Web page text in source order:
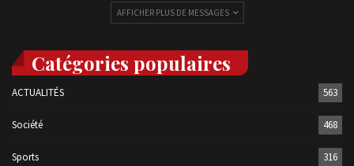
AFFICHER PLUS DE MESSAGES
Catégories populaires
ACTUALITÉS 563
Société 468
Sports 316